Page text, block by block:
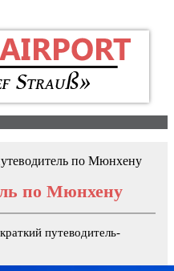
по Мюнхену
по Мюнхену
путеводитель-